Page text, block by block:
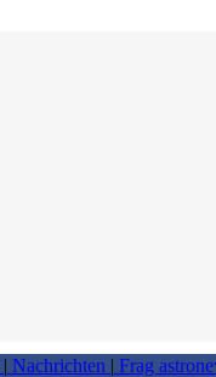
| Nachrichten | Frag